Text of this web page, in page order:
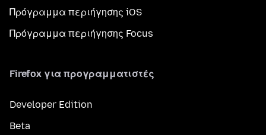
Πρόγραμμα περιήγησης iOS
Πρόγραμμα περιήγησης Focus
Firefox για προγραμματιστές
Developer Edition
Beta